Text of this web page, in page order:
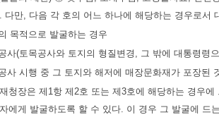
다만, 다음 각 호의 어느 하나에 해당하는 경우로서
목적으로 발굴하는 경우
사(토목공사와 토지의 형질변경, 그 밖에 대통령령
사 시행 중 그 토지와 해저에 매장문화재가 포장된
청장은 제1항 제2호 또는 제3호에 해당하는 경우
에게 발굴하도록 할 수 있다. 이 경우 그 발굴에 드